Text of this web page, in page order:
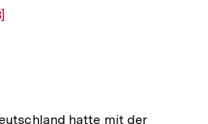
hatte mit der